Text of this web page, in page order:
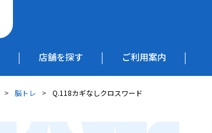
店舗を探す ご利用案内
脳トレ Q.118カギなしクロスワード